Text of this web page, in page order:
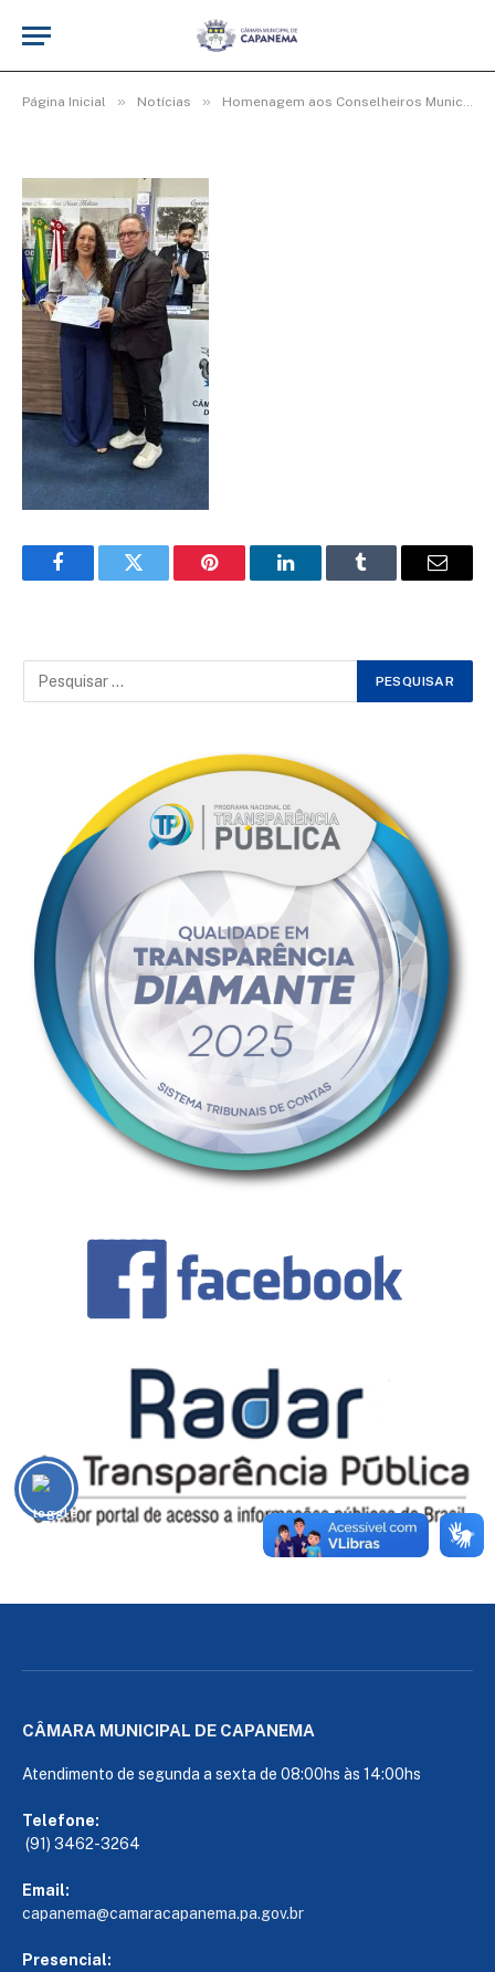
Página Inicial » Notícias » Homenagem aos Conselheiros Municipais de Educação.
WhatsApp Image 2025-11-07 at 11.16.53
FacebookTwitter Pinterest LinkedInTumblr Email
CÂMARA MUNICIPAL DE CAPANEMA
Atendimento de segunda a sexta de 08:00hs às 14:00hs
Telefone:
(91) 3462-3264
Email:
capanema@camaracapanema.pa.gov.br
Presencial: